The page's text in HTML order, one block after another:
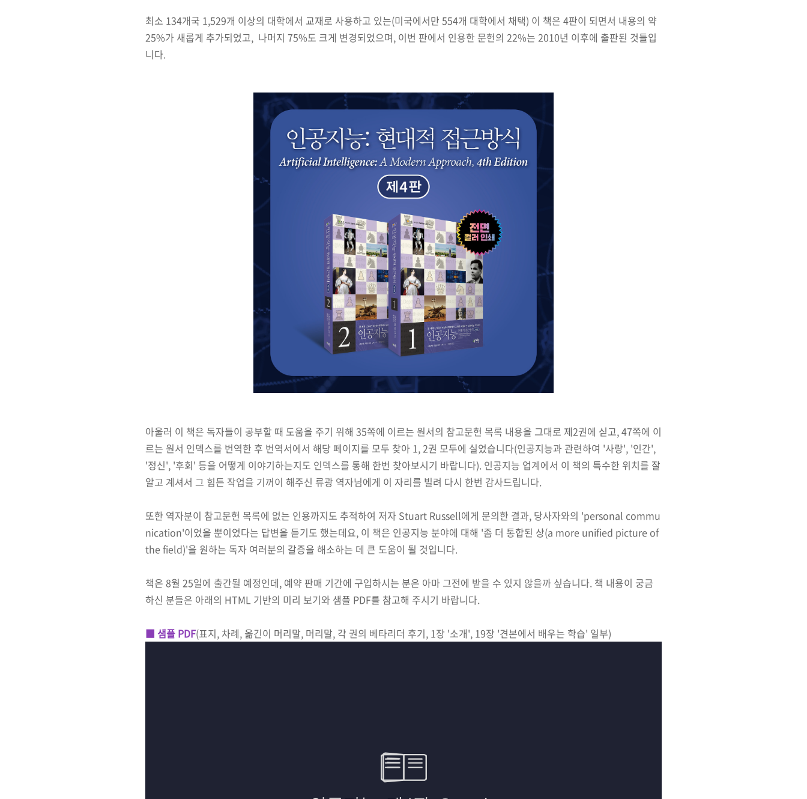
최소 134개국 1,529개 이상의 대학에서 교재로 사용하고 있는(미국에서만 554개 대학에서 채택) 이 책은 4판이 되면서 내용의 약
25%가 새롭게 추가되었고, 나머지 75%도 크게 변경되었으며, 이번 판에서 인용한 문헌의 22%는 2010년 이후에 출판된 것들입
니다.
아울러 이 책은 독자들이 공부할 때 도움을 주기 위해 35쪽에 이르는 원서의 참고문헌 목록 내용을 그대로 제2권에 싣고, 47쪽에 이
르는 원서 인덱스를 번역한 후 번역서에서 해당 페이지를 모두 찾아 1, 2권 모두에 실었습니다(인공지능과 관련하여 '사랑', '인간',
'정신', '후회' 등을 어떻게 이야기하는지도 인덱스를 통해 한번 찾아보시기 바랍니다). 인공지능 업계에서 이 책의 특수한 위치를 잘
알고 계셔서 그 힘든 작업을 기꺼이 해주신 류광 역자님에게 이 자리를 빌려 다시 한번 감사드립니다.
또한 역자분이 참고문헌 목록에 없는 인용까지도 추적하여 저자 Stuart Russell에게 문의한 결과, 당사자와의 'personal commu
nication'이었을 뿐이었다는 답변을 듣기도 했는데요, 이 책은 인공지능 분야에 대해 '좀 더 통합된 상(a more unified picture of
the field)'을 원하는 독자 여러분의 갈증을 해소하는 데 큰 도움이 될 것입니다.
책은 8월 25일에 출간될 예정인데, 예약 판매 기간에 구입하시는 분은 아마 그전에 받을 수 있지 않을까 싶습니다. 책 내용이 궁금
하신 분들은 아래의 HTML 기반의 미리 보기와 샘플 PDF를 참고해 주시기 바랍니다.
■ 샘플 PDF(표지, 차례, 옮긴이 머리말, 머리말, 각 권의 베타리더 후기, 1장 '소개', 19장 '견본에서 배우는 학습' 일부)